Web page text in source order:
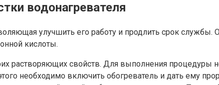
водонагревателя
улучшить его работу и продлить срок
кислоты.
растворяющих свойств. Для выполнения
необходимо включить обогреватель и дать ему